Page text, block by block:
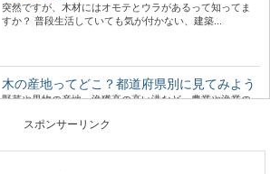
突然ですが、木材にはオモテとウラがあるって知ってま
すか？ 普段生活していても気が付かない、建築...
木の産地ってどこ？都道府県別に見てみよう
野菜や果物の産地、漁獲高の高い港など、農業や漁業の
スポンサーリンク